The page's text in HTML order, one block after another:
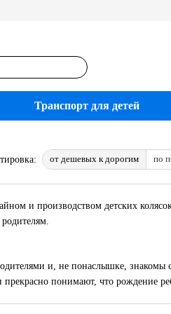
Транспорт для детей
от дешевых к дорогим по
и производством детских
и, не понаслышке, знакомы
понимают, что рождение